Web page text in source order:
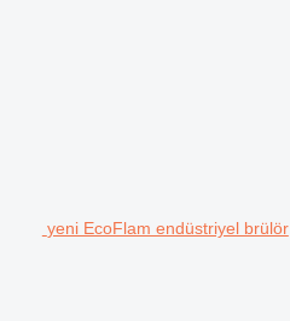
yeni EcoFlam endüstriyel brülör